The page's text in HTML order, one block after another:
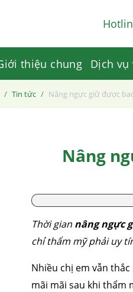
thiệu chung Dịch vụ
Tin tức Nâng ngực giữ được
Nâng
Thời gian nâng ngực
chỉ thẩm mỹ phải uy
Nhiều chị em vẫn thắc
mãi mãi sau khi thẩm